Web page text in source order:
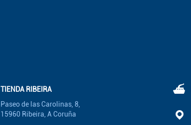
TIENDA RIBEIRA
Paseo de las Carolinas, 8,
15960 Ribeira, A Coruña
⛴